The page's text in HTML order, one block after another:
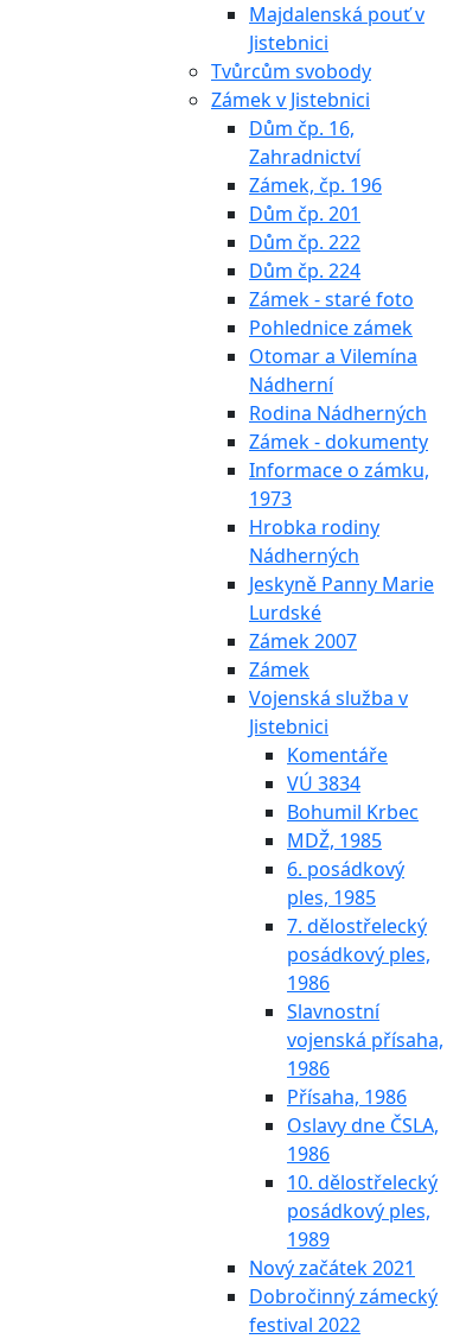
Majdalenská pouť v
Jistebnici
Tvůrcům svobody
Zámek v Jistebnici
Dům čp. 16,
Zahradnictví
Zámek, čp. 196
Dům čp. 201
Dům čp. 222
Dům čp. 224
Zámek - staré foto
Pohlednice zámek
Otomar a Vilemína
Nádherní
Rodina Nádherných
Zámek - dokumenty
Informace o zámku,
1973
Hrobka rodiny
Nádherných
Jeskyně Panny Marie
Lurdské
Zámek 2007
Zámek
Vojenská služba v
Jistebnici
Komentáře
VÚ 3834
Bohumil Krbec
MDŽ, 1985
6. posádkový
ples, 1985
7. dělostřelecký
posádkový ples,
1986
Slavnostní
vojenská přísaha,
1986
Přísaha, 1986
Oslavy dne ČSLA,
1986
10. dělostřelecký
posádkový ples,
1989
Nový začátek 2021
Dobročinný zámecký
festival 2022